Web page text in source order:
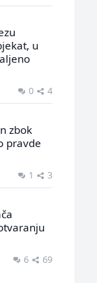
u
0 4
zbok
pravde
1 3
6 69